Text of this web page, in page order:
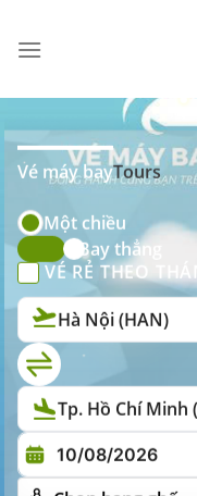
content
Vé
Vé máy bayTours
Một chiều
Bay thẳng
VÉ RẺ THEO
Hà Nội (HAN)
Tp. Hồ Chí Minh